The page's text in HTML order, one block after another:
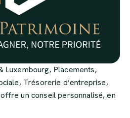
Luxembourg, Placements,
Trésorerie d’entreprise,
un conseil personnalisé, en